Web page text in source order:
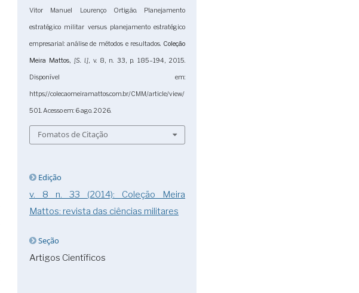
Vitor Manuel Lourenço Ortigão. Planejamento
estratégico militar versus planejamento estratégico
empresarial: análise de métodos e resultados. Coleção
Meira Mattos, [S. l.], v. 8, n. 33, p. 185–194, 2015.
Disponível em:
https://colecaomeiramattos.com.br/CMM/article/view/
501. Acesso em: 6 ago. 2026.
Fomatos de Citação
Edição
v. 8 n. 33 (2014): Coleção Meira
Mattos: revista das ciências militares
Seção
Artigos Científicos